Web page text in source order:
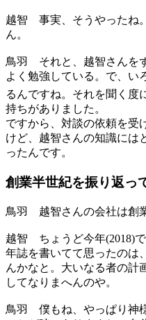
越智 事実、そうやったね
ん。
鳥羽
それと、越智さんを
よく勉強している。で、い
るんですね。それを聞く度
持ちがありました。
ですから、対談の依頼を受
けど、越智さんの知識には
ったんです。
創業半世紀を振り返っ
鳥羽 越智さんの会社は創
越智 ちょうど今年(2018)
年誌を書いてて思ったのは
んかなと。大いなる者の計
してなりまへんのや。
鳥羽
僕もね、やっぱり神